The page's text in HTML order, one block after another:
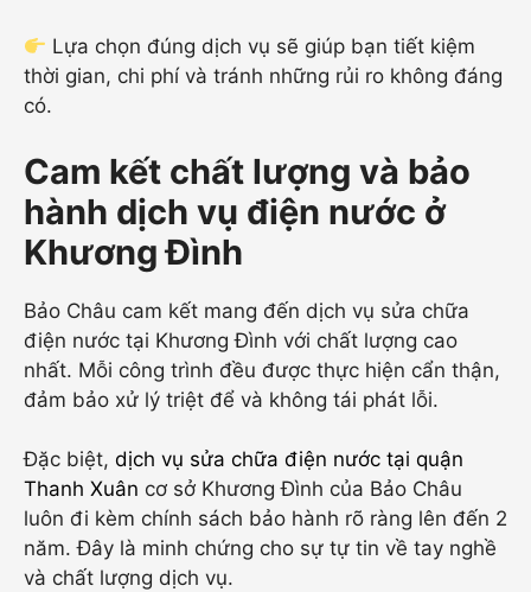
Lựa chọn đúng dịch vụ sẽ giúp bạn tiết kiệm
thời gian, chi phí và tránh những rủi ro không đáng
có.
Cam kết chất lượng và bảo
hành dịch vụ điện nước ở
Khương Đình
Bảo Châu cam kết mang đến dịch vụ sửa chữa
điện nước tại Khương Đình với chất lượng cao
nhất. Mỗi công trình đều được thực hiện cẩn thận,
đảm bảo xử lý triệt để và không tái phát lỗi.
Đặc biệt, dịch vụ sửa chữa điện nước tại quận
Thanh Xuân cơ sở Khương Đình của Bảo Châu
luôn đi kèm chính sách bảo hành rõ ràng lên đến 2
năm. Đây là minh chứng cho sự tự tin về tay nghề
và chất lượng dịch vụ.